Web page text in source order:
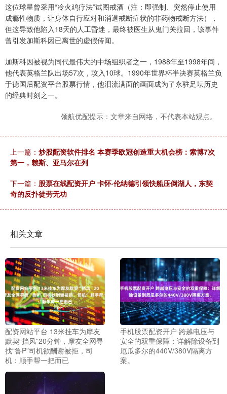
这位球星曾采用“冷火鸡疗法”试图戒酒（注：即强制、突然停止‌使用
成瘾性物质，让身体自行应对和消退戒断症状的非药物戒断方法），
但这导致他陷入18天的人工昏迷，最终被医生从鬼门关拉回，该事件
曾引发加斯科因已离世的虚假传闻。
加斯科因被视为同代最伟大的中场组织者之一，1988年至1998年间，
他代表英格兰队出场57次，攻入10球。1990年世界杯半决赛英格兰负
于德国后配资平台股票行情，他泪流满面的画面成为了永驻足坛历史
的经典时刻之一。
领航优配提示：文章来自网络，不代表本站观点。
上一篇： 炒股配资软件排名 本赛季欧冠创造重大机会榜：索博7次
第一，赖斯、亚马尔在列
下一篇： 股票在线配资开户 卡怀·伦纳德引领快船压倒湖人，东契
奇的反扑徒劳无功
相关文章
配资网站平台 13米挂车为摩友
默契“挡风”20分钟，摩友全网寻
找“鲁P”司机欲酬谢被拒，司
机：顺手帮一把而已
手机股票配资开户 跨越电压与
安全的双重保障：详解除设备到
厄瓜多尔的440V/380V隔离方
案。